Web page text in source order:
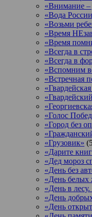
«Внимание –
«Вода
«Возьми
«Время
«Время
«Всегда в
«Всегда в
«Вспомним
«Встречная
«Голос
«Город без
«Грузовик»
«Дарите
«Дед мороз
«День без
«День белых
«День в
«День
«День